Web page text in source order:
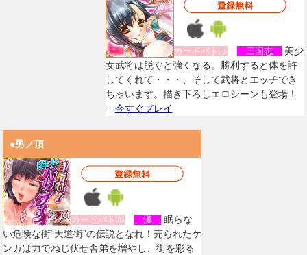
カードバトル 三国志
美少
女武将は脱ぐと強くなる。勝利すると体を許
してくれて・・・、そして武将とエッチでき
ちゃいます。描き下ろしエロシーンも登場！
→今すぐプレイ
●男ノ頂
カードバトル 漢
眠らな
い危険な街“天道街”の伝説となれ！売られたケ
ンカは力でねじ伏せ舎弟を増やし、街を彩る